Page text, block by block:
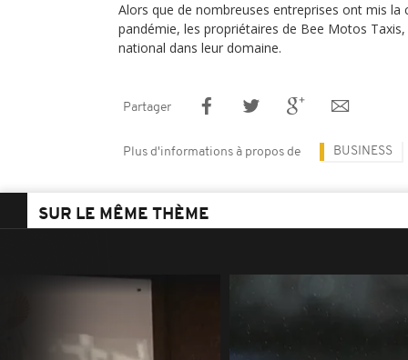
Alors que de nombreuses entreprises ont mis la
pandémie, les propriétaires de Bee Motos
national dans leur domaine.
Partager
Plus d'informations à propos de BUSINESS
SUR LE MÊME THÈME